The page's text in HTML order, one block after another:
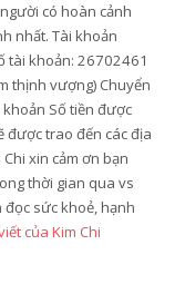
có hoàn cảnh
nhất. Tài khoản
tài khoản: 26702461
thịnh vượng) Chuyển
Số tiền được
được trao đến các địa
xin cảm ơn bạn
thời gian qua vs
đọc sức khoẻ, hạnh
của Kim Chi